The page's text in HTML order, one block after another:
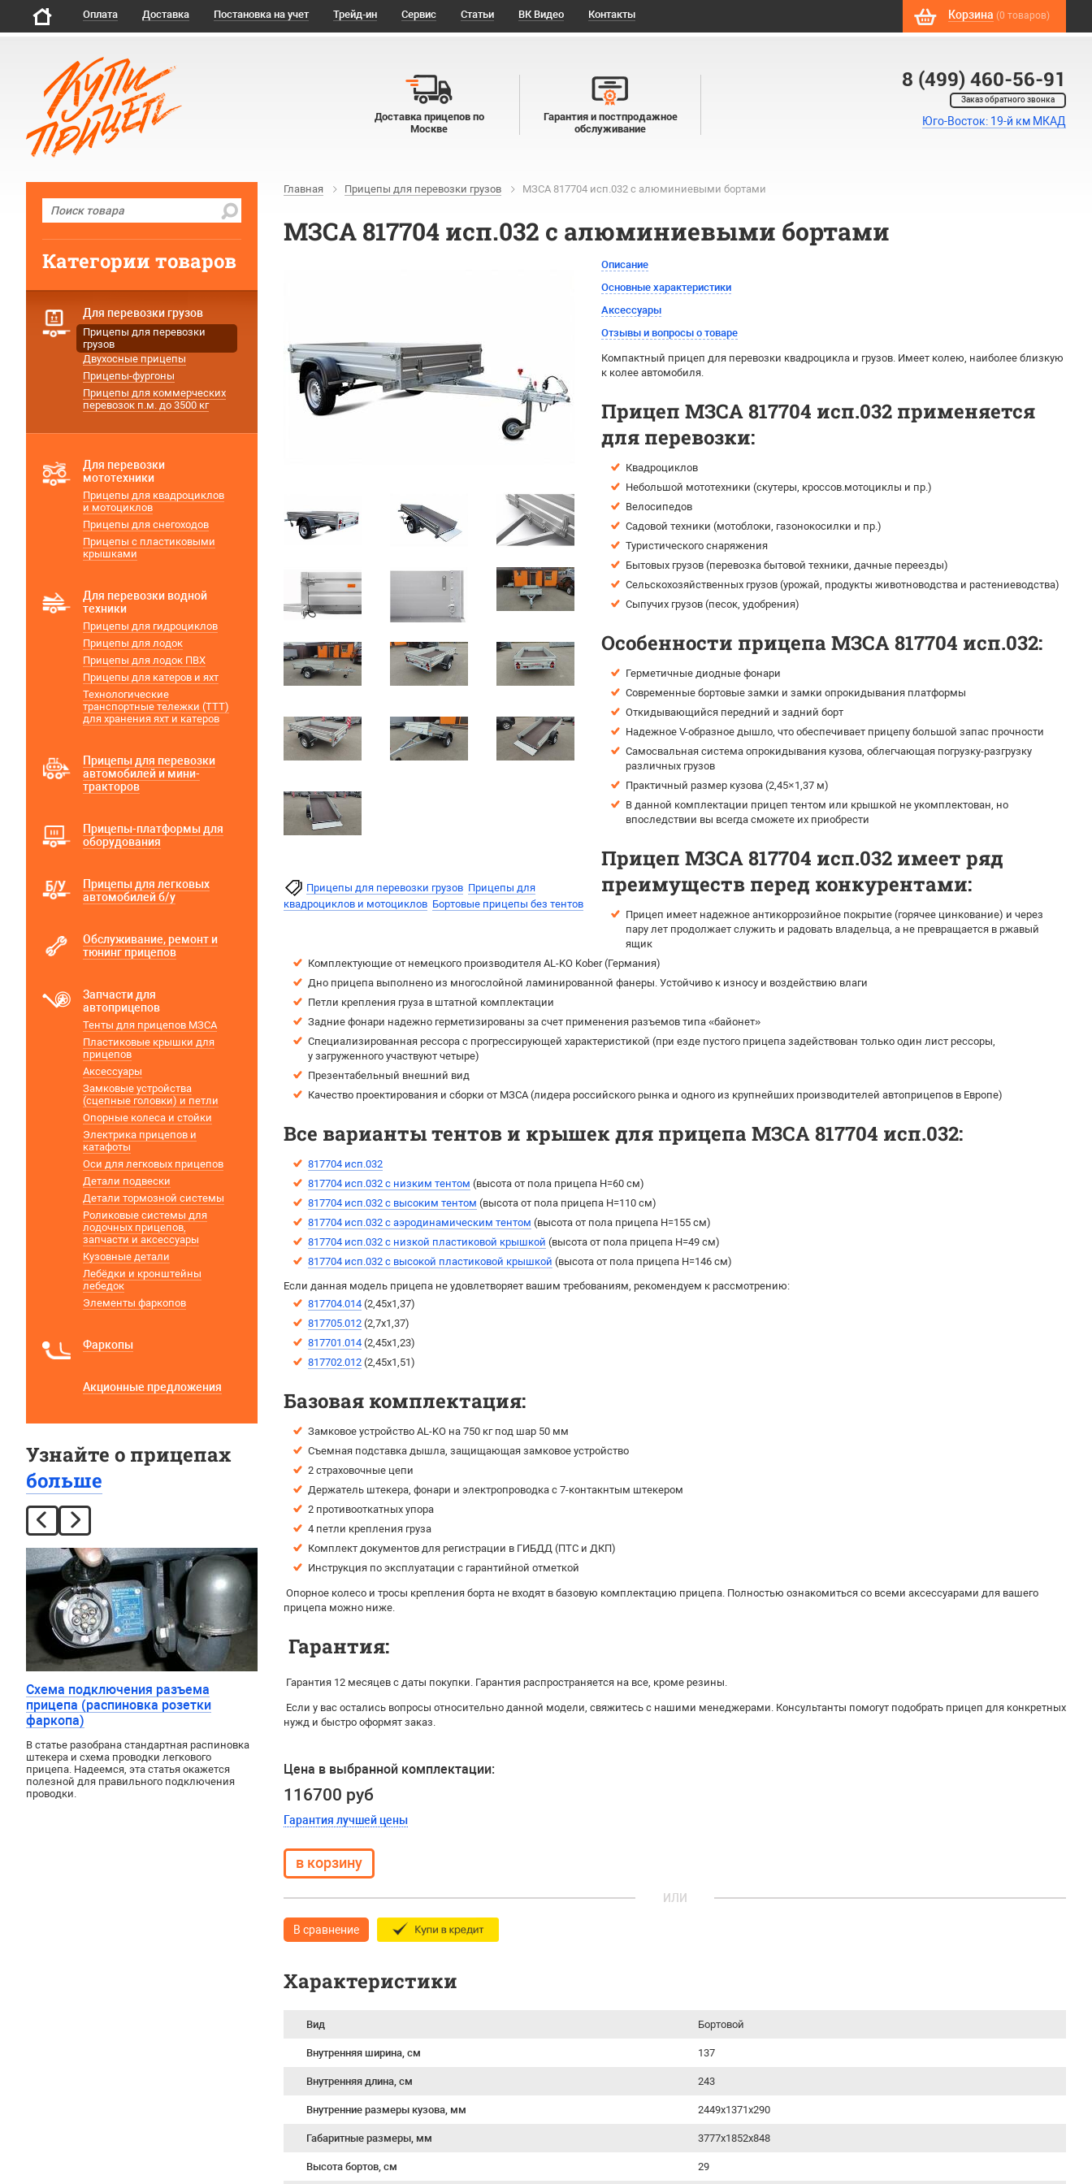
Оплата Доставка Постановка на учет Трейд-ин Сервис Статьи ВК Видео Контакты Корзина (0 товаров)
8 (499) 460-56-91
Заказ обратного звонка
Юго-Восток: 19-й км МКАД
Доставка прицепов по
Москве
Гарантия и постпродажное
обслуживание
Главная Прицепы для перевозки грузов МЗСА 817704 исп.032 с алюминиевыми бортами
МЗСА 817704 исп.032 с алюминиевыми бортами
Прицепы для перевозки грузов Прицепы для
квадроциклов и мотоциклов Бортовые прицепы без тентов
Описание
Основные характеристики
Аксессуары
Отзывы и вопросы о товаре
Компактный прицеп для перевозки квадроцикла и грузов. Имеет колею, наиболее близкую
к колее автомобиля.
Прицеп МЗСА 817704 исп.032 применяется
для перевозки:
Квадроциклов
Небольшой мототехники (скутеры, кроссов.мотоциклы и пр.)
Велосипедов
Садовой техники (мотоблоки, газонокосилки и пр.)
Туристического снаряжения
Бытовых грузов (перевозка бытовой техники, дачные переезды)
Сельскохозяйственных грузов (урожай, продукты животноводства и растениеводства)
Сыпучих грузов (песок, удобрения)
Особенности прицепа МЗСА 817704 исп.032:
Герметичные диодные фонари
Современные бортовые замки и замки опрокидывания платформы
Откидывающийся передний и задний борт
Надежное V-образное дышло, что обеспечивает прицепу большой запас прочности
Самосвальная система опрокидывания кузова, облегчающая погрузку-разгрузку
различных грузов
Практичный размер кузова (2,45×1,37 м)
В данной комплектации прицеп тентом или крышкой не укомплектован, но
впоследствии вы всегда сможете их приобрести
Прицеп МЗСА 817704 исп.032 имеет ряд
преимуществ перед конкурентами:
Прицеп имеет надежное антикоррозийное покрытие (горячее цинкование) и через
пару лет продолжает служить и радовать владельца, а не превращается в ржавый
ящик
Комплектующие от немецкого производителя AL-KO Kober (Германия)
Дно прицепа выполнено из многослойной ламинированной фанеры. Устойчиво к износу и воздействию влаги
Петли крепления груза в штатной комплектации
Задние фонари надежно герметизированы за счет применения разъемов типа «байонет»
Специализированная рессора с прогрессирующей характеристикой (при езде пустого прицепа задействован только один лист рессоры,
у загруженного участвуют четыре)
Презентабельный внешний вид
Качество проектирования и сборки от МЗСА (лидера российского рынка и одного из крупнейших производителей автоприцепов в Европе)
Все варианты тентов и крышек для прицепа МЗСА 817704 исп.032:
817704 исп.032
817704 исп.032 с низким тентом (высота от пола прицепа H=60 см)
817704 исп.032 с высоким тентом (выcота от пола прицепа H=110 см)
817704 исп.032 с аэродинамическим тентом (выcота от пола прицепа H=155 см)
817704 исп.032 с низкой пластиковой крышкой (высота от пола прицепа H=49 см)
817704 исп.032 с высокой пластиковой крышкой (высота от пола прицепа H=146 см)
Если данная модель прицепа не удовлетворяет вашим требованиям, рекомендуем к рассмотрению:
817704.014 (2,45х1,37)
817705.012 (2,7х1,37)
817701.014 (2,45х1,23)
817702.012 (2,45х1,51)
Базовая комплектация:
Замковое устройство AL-KO на 750 кг под шар 50 мм
Съемная подставка дышла, защищающая замковое устройство
2 страховочные цепи
Держатель штекера, фонари и электропроводка с 7-контакнтым штекером
2 противооткатных упора
4 петли крепления груза
Комплект документов для регистрации в ГИБДД (ПТС и ДКП)
Инструкция по эксплуатации с гарантийной отметкой
Опорное колесо и тросы крепления борта не входят в базовую комплектацию прицепа. Полностью ознакомиться со всеми аксессуарами для вашего
прицепа можно ниже.
Гарантия:
Гарантия 12 месяцев с даты покупки. Гарантия распространяется на все, кроме резины.
Если у вас остались вопросы относительно данной модели, свяжитесь с нашими менеджерами. Консультанты помогут подобрать прицеп для конкретных
нужд и быстро оформят заказ.
Цена в выбранной комплектации:
116700 руб
Гарантия лучшей цены
ИЛИ
В сравнение
Характеристики
Вид Бортовой
Внутренняя ширина, см 137
Внутренняя длина, см 243
Внутренние размеры кузова, мм 2449x1371x290
Габаритные размеры, мм 3777х1852х848
Высота бортов, см 29
Категории товаров
Для перевозки грузов
Прицепы для перевозки
грузов
Двухосные прицепы
Прицепы-фургоны
Прицепы для коммерческих
перевозок п.м. до 3500 кг
Для перевозки
мототехники
Прицепы для квадроциклов
и мотоциклов
Прицепы для снегоходов
Прицепы с пластиковыми
крышками
Для перевозки водной
техники
Прицепы для гидроциклов
Прицепы для лодок
Прицепы для лодок ПВХ
Прицепы для катеров и яхт
Технологические
транспортные тележки (ТТТ)
для хранения яхт и катеров
Прицепы для перевозки
автомобилей и мини-
тракторов
Прицепы-платформы для
оборудования
Прицепы для легковых
автомобилей б/у
Обслуживание, ремонт и
тюнинг прицепов
Запчасти для
автоприцепов
Тенты для прицепов МЗСА
Пластиковые крышки для
прицепов
Аксессуары
Замковые устройства
(сцепные головки) и петли
Опорные колеса и стойки
Электрика прицепов и
катафоты
Оси для легковых прицепов
Детали подвески
Детали тормозной системы
Роликовые системы для
лодочных прицепов,
запчасти и аксессуары
Кузовные детали
Лебёдки и кронштейны
лебедок
Элементы фаркопов
Фаркопы
Акционные предложения
Узнайте о прицепах
больше
Схема подключения разъема
прицепа (распиновка розетки
фаркопа)
В статье разобрана стандартная распиновка
штекера и схема проводки легкового
прицепа. Надеемся, эта статья окажется
полезной для правильного подключения
проводки.